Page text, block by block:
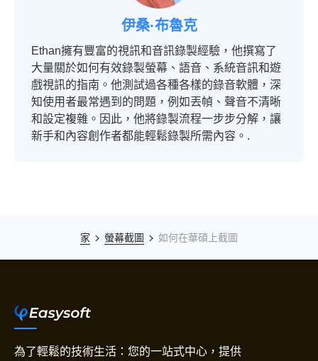
伊桑·布魯克
Ethan擁有豐富的視訊和音訊錄製經驗，他撰寫了
大量關於如何有效錄製螢幕、語音、系統音訊和遊
戲視訊的指南。他測試過各種各樣的錄音軟體，深
知使用者最常遇到的問題，例如丟幀、聲音不清晰
和設定複雜。因此，他將錄製流程一步步分解，讓
新手和內容創作者都能輕鬆錄製所需內容。.
家 螢幕截圖 如何在華碩上截圖
為了輕鬆的技術生活：您的一站式中心，提供